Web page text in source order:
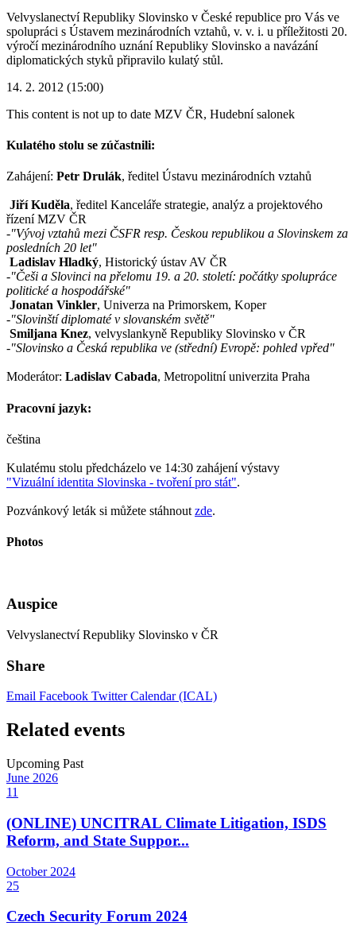
Velvyslanectví Republiky Slovinsko v České republice pro Vás ve
spolupráci s Ústavem mezinárodních vztahů, v. v. i. u příležitosti 20.
výročí mezinárodního uznání Republiky Slovinsko a navázání
diplomatických styků připravilo kulatý stůl.
14. 2. 2012 (15:00)
This content is not up to date MZV ČR, Hudební salonek
Kulatého stolu se zúčastnili:
Zahájení: Petr Drulák, ředitel Ústavu mezinárodních vztahů
Jiří Kuděla, ředitel Kanceláře strategie, analýz a projektového
řízení MZV ČR
-"Vývoj vztahů mezi ČSFR resp. Českou republikou a Slovinskem za
posledních 20 let"
Ladislav Hladký, Historický ústav AV ČR
-"Češi a Slovinci na přelomu 19. a 20. století: počátky spolupráce
politické a hospodářské"
Jonatan Vinkler, Univerza na Primorskem, Koper
-"Slovinští diplomaté v slovanském světě"
Smiljana Knez, velvyslankyně Republiky Slovinsko v ČR
-"Slovinsko a Česká republika ve (střední) Evropě: pohled vpřed"
Moderátor: Ladislav Cabada, Metropolitní univerzita Praha
Pracovní jazyk:
čeština
Kulatému stolu předcházelo ve 14:30 zahájení výstavy
"Vizuální identita Slovinska - tvoření pro stát".
Pozvánkový leták si můžete stáhnout zde.
Photos
Auspice
Velvyslanectví Republiky Slovinsko v ČR
Share
Email Facebook TwitterCalendar (ICAL)
Related events
Upcoming Past
June 2026
11
(ONLINE) UNCITRAL Climate Litigation, ISDS
Reform, and State Suppor...
October 2024
25
Czech Security Forum 2024